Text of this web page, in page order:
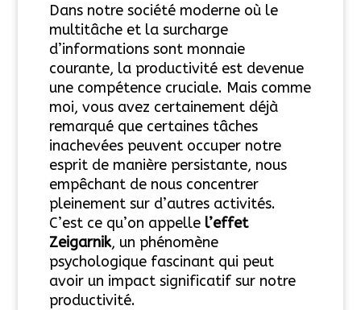
Dans notre société moderne où le
multitâche et la surcharge
d’informations sont monnaie
courante, la productivité est devenue
une compétence cruciale. Mais comme
moi, vous avez certainement déjà
remarqué que certaines tâches
inachevées peuvent occuper notre
esprit de manière persistante, nous
empêchant de nous concentrer
pleinement sur d’autres activités.
C’est ce qu’on appelle l’effet
Zeigarnik, un phénomène
psychologique fascinant qui peut
avoir un impact significatif sur notre
productivité.